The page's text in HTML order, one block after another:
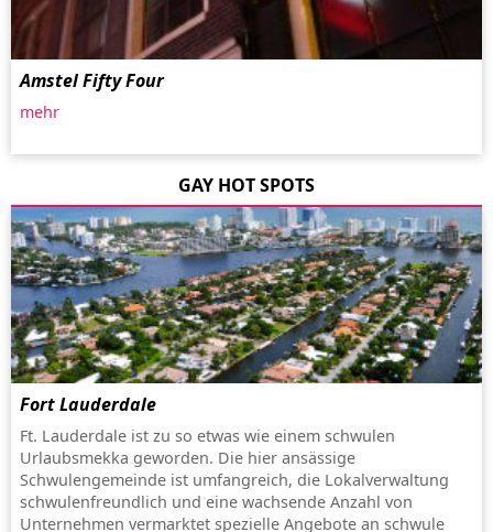
Amstel Fifty Four
mehr
GAY HOT SPOTS
Fort Lauderdale
Ft. Lauderdale ist zu so etwas wie einem schwulen
Urlaubsmekka geworden. Die hier ansässige
Schwulengemeinde ist umfangreich, die Lokalverwaltung
schwulenfreundlich und eine wachsende Anzahl von
Unternehmen vermarktet spezielle Angebote an schwule